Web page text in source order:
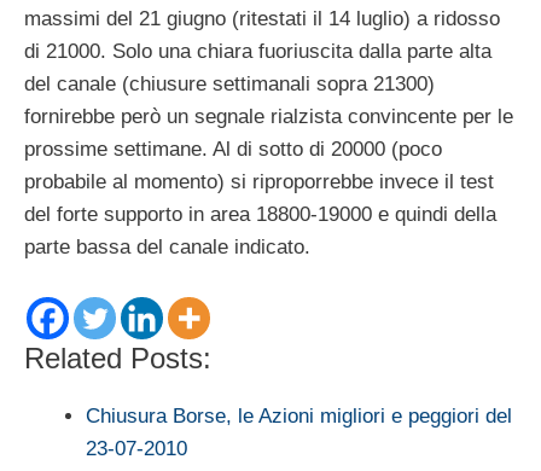
massimi del 21 giugno (ritestati il 14 luglio) a ridosso
di 21000. Solo una chiara fuoriuscita dalla parte alta
del canale (chiusure settimanali sopra 21300)
fornirebbe però un segnale rialzista convincente per le
prossime settimane. Al di sotto di 20000 (poco
probabile al momento) si riproporrebbe invece il test
del forte supporto in area 18800-19000 e quindi della
parte bassa del canale indicato.
Related Posts:
Chiusura Borse, le Azioni migliori e peggiori del
23-07-2010